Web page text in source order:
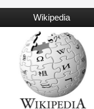
Wikipedia